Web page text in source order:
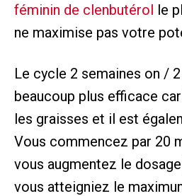
féminin de clenbutérol le
ne maximise pas votre
Le cycle 2 semaines on /
beaucoup plus efficace
les graisses et il est
Vous commencez par 20
vous augmentez le dosage
vous atteigniez le